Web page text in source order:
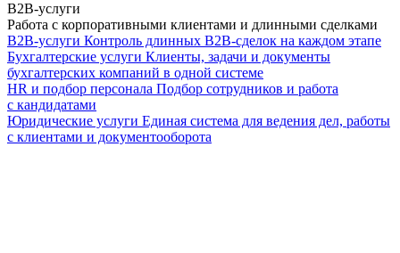
B2B-услуги
Работа с корпоративными клиентами и длинными сделками
B2B-услуги Контроль длинных B2B-сделок на каждом этапе
Бухгалтерские услуги Клиенты, задачи и документы
бухгалтерских компаний в одной системе
HR и подбор персонала Подбор сотрудников и работа
с кандидатами
Юридические услуги Единая система для ведения дел, работы
с клиентами и документооборота